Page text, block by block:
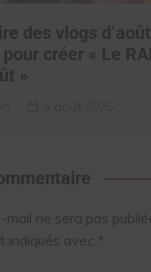
des vlogs
créer « Le
»
ne sera pas
indiqués avec *